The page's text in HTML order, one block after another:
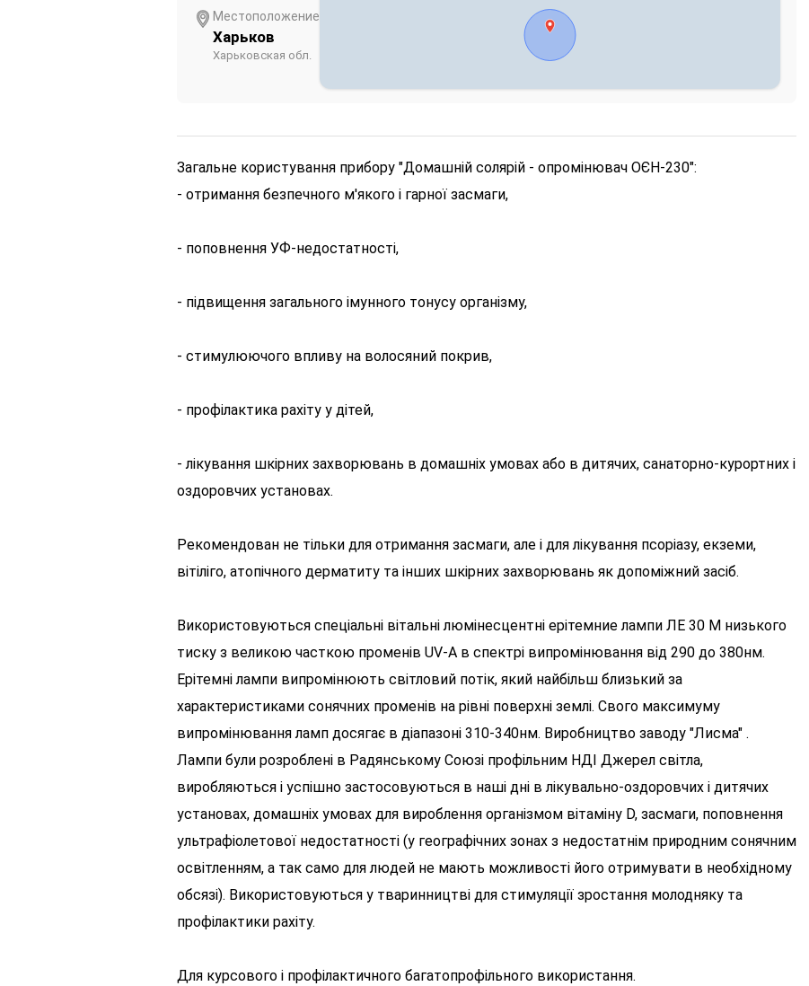
Местоположение
Харьков
Харьковская обл.
Загальне користування прибору "Домашній солярій - опромінювач ОЄН-230":
- отримання безпечного м'якого і гарної засмаги,
- поповнення УФ-недостатності,
- підвищення загального імунного тонусу організму,
- стимулюючого впливу на волосяний покрив,
- профілактика рахіту у дітей,
- лікування шкірних захворювань в домашніх умовах або в дитячих, санаторно-курортних і
оздоровчих установах.
Рекомендован не тільки для отримання засмаги, але і для лікування псоріазу, екземи,
вітіліго, атопічного дерматиту та інших шкірних захворювань як допоміжний засіб.
Використовуються спеціальні вітальні люмінесцентні ерітемние лампи ЛЕ 30 М низького
тиску з великою часткою променів UV-A в спектрі випромінювання від 290 до 380нм.
Ерітемні лампи випромінюють світловий потік, який найбільш близький за
характеристиками сонячних променів на рівні поверхні землі. Свого максимуму
випромінювання ламп досягає в діапазоні 310-340нм. Виробництво заводу "Лисма" .
Лампи були розроблені в Радянському Союзі профільним НДІ Джерел світла,
виробляються і успішно застосовуються в наші дні в лікувально-оздоровчих і дитячих
установах, домашніх умовах для вироблення організмом вітаміну D, засмаги, поповнення
ультрафіолетової недостатності (у географічних зонах з недостатнім природним сонячним
освітленням, а так само для людей не мають можливості його отримувати в необхідному
обсязі). Використовуються у тваринництві для стимуляції зростання молодняку ​​та
профілактики рахіту.
Для курсового і профілактичного багатопрофільного використання.